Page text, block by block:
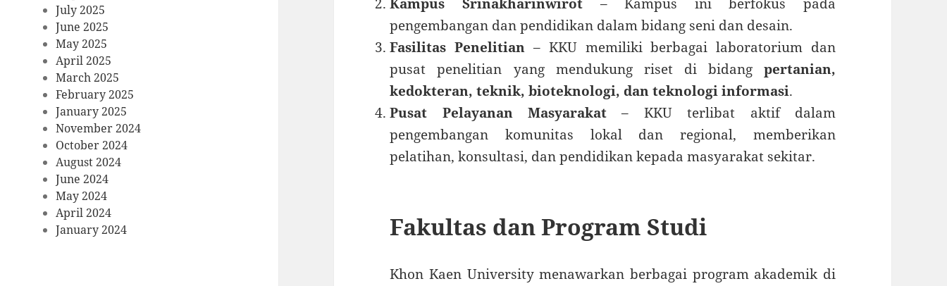
July 2025
June 2025
May 2025
April 2025
March 2025
February 2025
January 2025
November 2024
October 2024
August 2024
June 2024
May 2024
April 2024
January 2024
pengembangan dan pendidikan dalam bidang seni dan desain.
Fasilitas Penelitian – KKU memiliki berbagai laboratorium dan
pusat penelitian yang mendukung riset di bidang pertanian,
kedokteran, teknik, bioteknologi, dan teknologi informasi.
Pusat Pelayanan Masyarakat – KKU terlibat aktif dalam
pengembangan komunitas lokal dan regional, memberikan
pelatihan, konsultasi, dan pendidikan kepada masyarakat sekitar.
Fakultas dan Program Studi
Khon Kaen University menawarkan berbagai program akademik di